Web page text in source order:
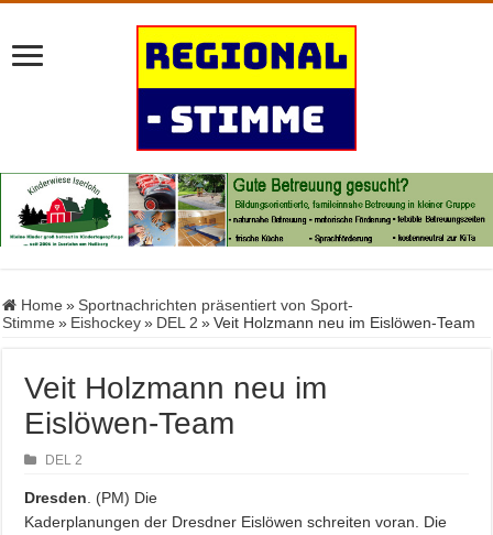
Home » Sportnachrichten präsentiert von Sport-
Stimme » Eishockey » DEL 2 » Veit Holzmann neu im Eislöwen-Team
Veit Holzmann neu im
Eislöwen-Team
DEL 2
Dresden . (PM) Die
Kaderplanungen der Dresdner Eislöwen schreiten voran. Die